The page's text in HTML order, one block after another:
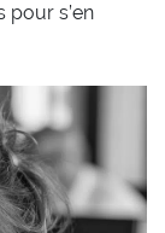
pour s’en